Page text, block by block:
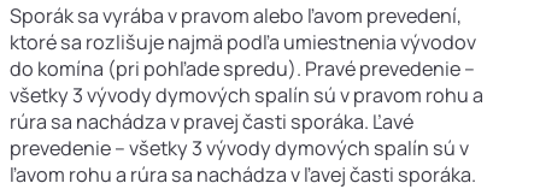
Sporák sa vyrába v pravom alebo ľavom prevedení,
ktoré sa rozlišuje najmä podľa umiestnenia vývodov
do komína (pri pohľade spredu). Pravé prevedenie –
všetky 3 vývody dymových spalín sú v pravom rohu a
rúra sa nachádza v pravej časti sporáka. Ľavé
prevedenie – všetky 3 vývody dymových spalín sú v
ľavom rohu a rúra sa nachádza v ľavej časti sporáka.